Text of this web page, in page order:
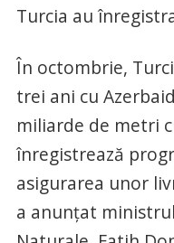
Turcia au
În octombrie,
trei ani cu
miliarde de metri
înregistrează
asigurarea unor
a anunţat